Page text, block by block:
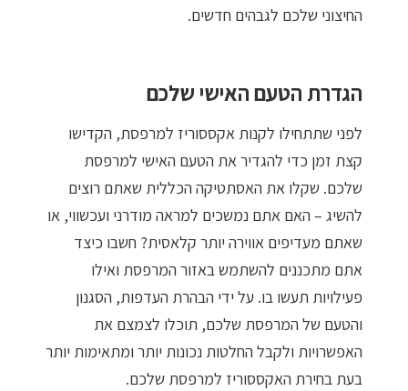
מדיניות פרטיות
החיצוני שלכם לגבהים חדשים.
הגדרת הטעם האישי שלכם
לפני שתתחילו לקנות אקססוריז למרפסת, הקדישו
קצת זמן כדי להגדיר את הטעם האישי למרפסת
שלכם. שקלו את האסתטיקה הכללית שאתם רוצים
להשיג – האם אתם נמשכים למראה מודרני ועכשווי, או
שאתם מעדיפים אווירה יותר קלאסית? חשבו כיצד
אתם מתכננים להשתמש באזור המרפסת ואילו
פעילויות תעשו בו. על ידי הבהרת העדפות, הסגנון
והטעם של המרפסת שלכם, תוכלו לצמצם את
האפשרויות ולקבל החלטות נכונות יותר ומתאימות יותר
בעת בחירת האקססוריז למרפסת שלכם.